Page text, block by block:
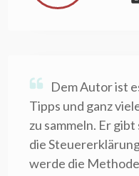
Dem Autor ist
Tipps und ganz
zu sammeln. Er
die
werde die